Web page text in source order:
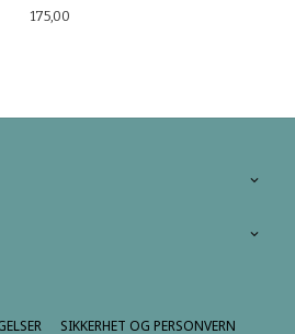
Pris
175,00
SIKKERHET OG PERSONVERN